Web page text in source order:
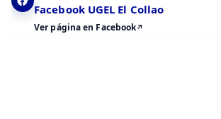
Facebook UGEL El Collao
Ver página en Facebook